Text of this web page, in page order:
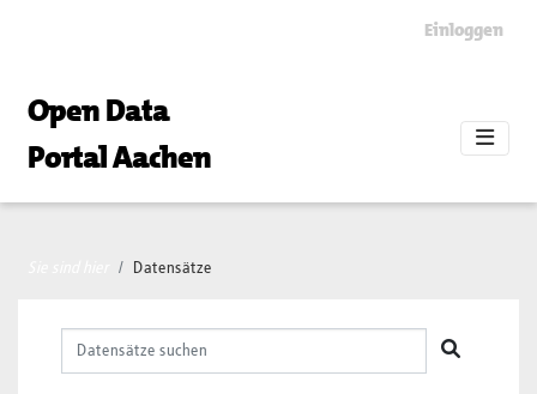
Einloggen
Open Data
Portal Aachen
Datensätze